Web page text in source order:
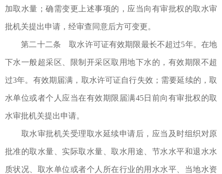
加取水量；确需变更上述事项的，应当向有审批权的取水审
批机关提出申请，经审查同意后方可变更。
第二十二条 取水许可证有效期限最长不超过5年。在地
下水一般超采区、限制开采区取用地下水的，有效期限不超
过3年。有效期届满，取水许可证自行失效；需要延续的，取
水单位或者个人应当在有效期限届满45日前向有审批权的取
水审批机关提出申请。
取水审批机关受理取水延续申请后，应当及时组织对原
批准的取水量、实际取水量、取水用途、节水水平和退水水
质状况、取水单位或者个人所在行业的用水水平、当地水资